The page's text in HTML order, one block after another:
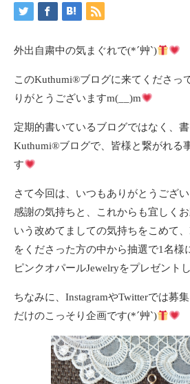
外出自粛中の気まぐれで(*´艸`)
このKuthumi®️ブログに来てくださっ
りがとうございますm(__)m
定期的書いているブログではなく、
Kuthumi®️ブログで、皆様と繋がれる
す
さて今回は、いつもありがとうござ
感謝の気持ちと、これからも宜しく
いう改めてましての気持ちをこめて
をくださった方の中から抽選で1名様
ピンクオパールJewelryをプレゼント
ちなみに、InstagramやTwitterでは募
だけのこっそり企画です(*´艸`)